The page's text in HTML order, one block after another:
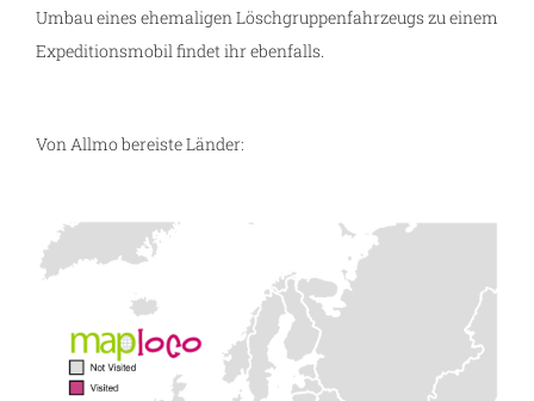
Umbau eines ehemaligen Löschgruppenfahrzeugs zu einem
Expeditionsmobil findet ihr ebenfalls.
Von Allmo bereiste Länder: